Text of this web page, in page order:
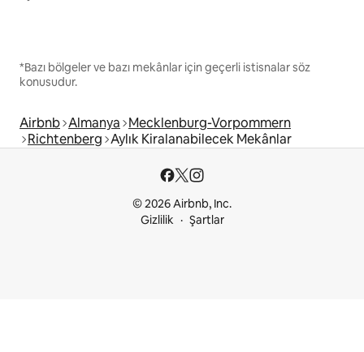
*Bazı bölgeler ve bazı mekânlar için geçerli istisnalar söz
konusudur.
Airbnb Almanya Mecklenburg-Vorpommern
Richtenberg Aylık Kiralanabilecek Mekânlar
© 2026 Airbnb, Inc.
Gizlilik
Şartlar